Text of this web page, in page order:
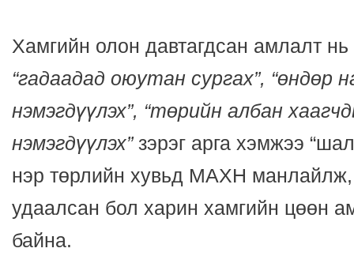
Хамгийн олон давтагдсан амлалт нь
“гадаадад оюутан сургах”, “өндөр
нэмэгдүүлэх”, “төрийн албан
нэмэгдүүлэх”зэрэг арга хэмжээ
нэр төрлийн хувьд МАХН
удаалсан бол харин хамгийн цөөн
байна.